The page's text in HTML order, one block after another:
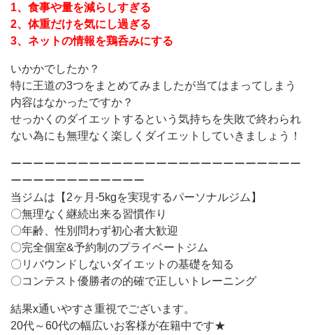
1、食事や量を減らしすぎる
2、体重だけを気にし過ぎる
3、ネットの情報を鶏呑みにする
いかかでしたか？
特に王道の3つをまとめてみましたが当てはまってしまう
内容はなかったですか？
せっかくのダイエットするという気持ちを失敗で終わられ
ない為にも無理なく楽しくダイエットしていきましょう！
ーーーーーーーーーーーーーーーーーーーーーーーーーー
ーーーーーーーーーーーー
当ジムは【2ヶ月-5kgを実現するパーソナルジム】
〇無理なく継続出来る習慣作り
〇年齢、性別問わず初心者大歓迎
〇完全個室&予約制のプライベートジム
〇リバウンドしないダイエットの基礎を知る
〇コンテスト優勝者の的確で正しいトレーニング
結果x通いやすさ重視でございます。
20代～60代の幅広いお客様が在籍中です★